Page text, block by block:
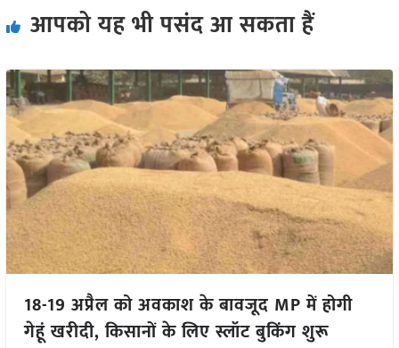
आपको यह भी पसंद आ सकता हैं
18-19 अप्रैल को अवकाश के बावजूद MP में होगी
गेहूं खरीदी, किसानों के लिए स्लॉट बुकिंग शुरू